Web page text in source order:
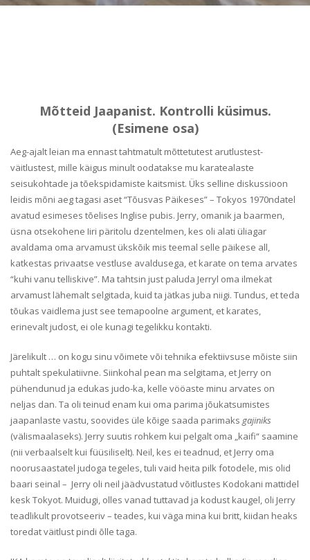
Mõtteid Jaapanist. Kontrolli küsimus.
(Esimene osa)
Aeg-ajalt leian ma ennast tahtmatult mõttetutest arutlustest-
väitlustest, mille käigus minult oodatakse mu karatealaste
seisukohtade ja tõekspidamiste kaitsmist. Üks selline diskussioon
leidis mõni aeg tagasi aset “Tõusvas Päikeses” – Tokyos 1970ndatel
avatud esimeses tõelises Inglise pubis. Jerry, omanik ja baarmen,
üsna otsekohene Iiri päritolu dzentelmen, kes oli alati üliagar
avaldama oma arvamust ükskõik mis teemal selle päikese all,
katkestas privaatse vestluse avaldusega, et karate on tema arvates
“kuhi vanu telliskive”. Ma tahtsin just paluda Jerryl oma ilmekat
arvamust lähemalt selgitada, kuid ta jätkas juba niigi. Tundus, et teda
tõukas vaidlema just see temapoolne argument, et karates,
erinevalt judost, ei ole kunagi tegelikku kontakti.
Järelikult … on kogu sinu võimete või tehnika efektiivsuse mõiste siin
puhtalt spekulatiivne. Siinkohal pean ma selgitama, et Jerry on
pühendunud ja edukas judo-ka, kelle vööaste minu arvates on
neljas dan. Ta oli teinud enam kui oma parima jõukatsumistes
jaapanlaste vastu, soovides üle kõige saada parimaks gajiniks
(välismaalaseks). Jerry suutis rohkem kui pelgalt oma „kaifi“ saamine
(nii verbaalselt kui füüsiliselt). Neil, kes ei teadnud, et Jerry oma
noorusaastatel judoga tegeles, tuli vaid heita pilk fotodele, mis olid
baari seinal – Jerry oli neil jäädvustatud võitlustes Kodokani mattidel
kesk Tokyot. Muidugi, olles vanad tuttavad ja kodust kaugel, oli Jerry
teadlikult provotseeriv – teades, kui väga mina kui britt, kiidan heaks
toredat väitlust pindi õlle taga.